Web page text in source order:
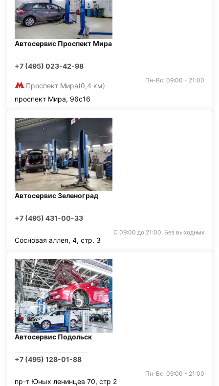
Автосервис Проспект Мира
+7 (495) 023-42-98
Проспект Мира(0,4 км)
Пн-Вс: 09:00 - 21:00
проспект Мира, 96с16
Автосервис Зеленоград
+7 (495) 431-00-33
С 09:00 до 21:00. Без выходных
Сосновая аллея, 4, стр. 3
Автосервис Подольск
+7 (495) 128-01-88
Пн-Вс: 09:00 - 21:00
пр-т Юных ленинцев 70, стр 2